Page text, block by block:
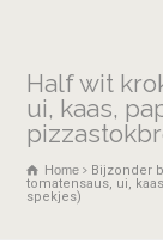
Half wit
ui, kaas,
Home Bijzonder
tomatensaus, ui,
spekjes)